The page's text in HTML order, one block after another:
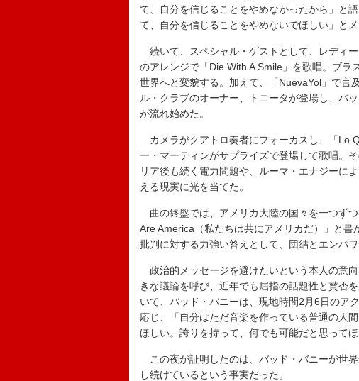
て、自分を信じることをやめなかったから」と
て、自分を信じることをやめないでほしい」とメ
続いて、スペシャル・ゲストとして、レディ
のアレンジで「Die With A Smile」を歌唱。ブ
世界へと変貌する。加えて、「NuevaYol」で言
ル・クラブのオーナー、トニータが登場し、バ
が流れ始めた。
カメラがクアトロ奏者にフォーカスし、「Lo
ー・マーティンがサプライズで登場して歌唱。
リア後も続く電力問題や、ルーマ・エナジーに
える現実に光を当てた。
曲の終盤では、アメリカ大陸の国々を一つず
Are America（私たちは共にアメリカだ）」と
批判に対する力強い答えとして、団結とエンパ
政治的メッセージを避けたいという本人の意
きな議論を呼び、近年でも屈指の話題性と賛否
いて、バッド・バニーは、現地時間2月6日のア
応じ、「自分はただ音楽を作っている普通の人
ほしい。誇りを持って、何でも可能だと思って
この夜が証明したのは、バッド・バニーが世
し続けているという事実だった。